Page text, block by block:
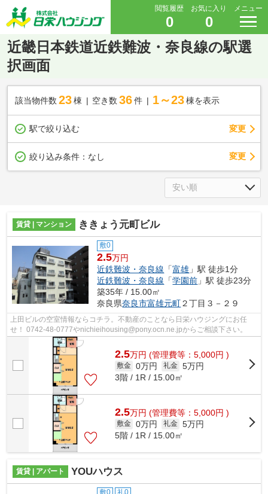
閲覧履歴
0
お気に入り
0
メニュー
近畿日本鉄道近鉄難波・奈良線の駅選
択画面
該当物件数 23棟 空き数 36 件 1～23 棟を表示
駅で絞り込む 変更
絞り込み条件： なし 変更
賃貸 | マンション ききょう元町ビル
敷0
2.5万円
近鉄難波・奈良線 「富雄 」駅 徒歩1分
近鉄難波・奈良線 「学園前 」駅 徒歩23分
築35年 / 15.00㎡
奈良県奈良市富雄元町２丁目３－２９
上田ビルの空室情報ならコチラ。不動産のことなら日栄ハウジングにお任
せ！ 0742-48-0777やnichieihousing@pony.ocn.ne.jpからご相談下さい。
2.5万円 (管理費等：5,000円 )
敷金 0万円 礼金 5万円
3階 / 1R / 15.00㎡
2.5万円 (管理費等：5,000円 )
敷金 0万円 礼金 5万円
5階 / 1R / 15.00㎡
賃貸 | アパート YOUハウス
敷0 礼0